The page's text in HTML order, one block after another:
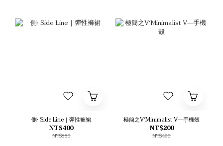
側• Side Line｜彈性褲裙
NT$400
NT$880
極簡之V‘Minimalist V—手機殼
NT$200
NT$490